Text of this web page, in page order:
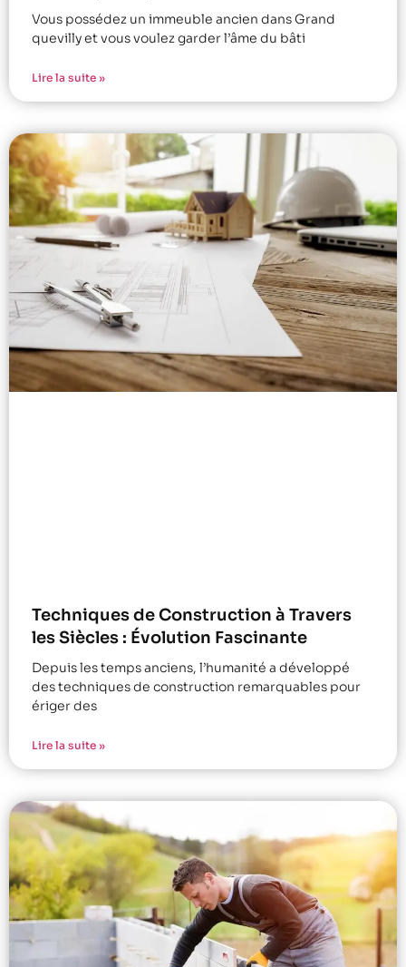
Vous possédez un immeuble ancien dans Grand
quevilly et vous voulez garder l’âme du bâti
Lire la suite »
Techniques de Construction à Travers
les Siècles : Évolution Fascinante
Depuis les temps anciens, l’humanité a développé
des techniques de construction remarquables pour
ériger des
Lire la suite »